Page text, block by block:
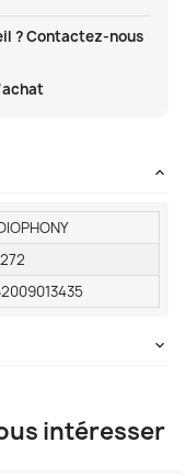
? Contactez-nous
intéresser